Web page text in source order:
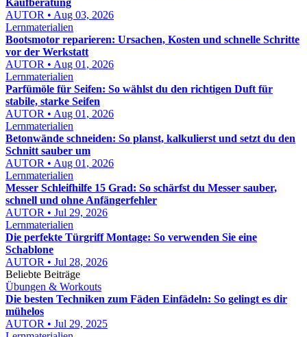
Kaufberatung
AUTOR • Aug 03, 2026
Lernmaterialien
Bootsmotor reparieren: Ursachen, Kosten und schnelle Schritte
vor der Werkstatt
AUTOR • Aug 01, 2026
Lernmaterialien
Parfümöle für Seifen: So wählst du den richtigen Duft für
stabile, starke Seifen
AUTOR • Aug 01, 2026
Lernmaterialien
Betonwände schneiden: So planst, kalkulierst und setzt du den
Schnitt sauber um
AUTOR • Aug 01, 2026
Lernmaterialien
Messer Schleifhilfe 15 Grad: So schärfst du Messer sauber,
schnell und ohne Anfängerfehler
AUTOR • Jul 29, 2026
Lernmaterialien
Die perfekte Türgriff Montage: So verwenden Sie eine
Schablone
AUTOR • Jul 28, 2026
Beliebte Beiträge
Übungen & Workouts
Die besten Techniken zum Fäden Einfädeln: So gelingt es dir
mühelos
AUTOR • Jul 29, 2025